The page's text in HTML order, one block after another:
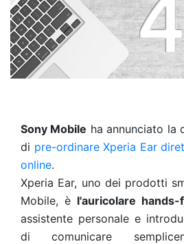
Sony Mobile ha annunciato la
di pre-ordinare Xperia Ear
online.
Xperia Ear, uno dei prodotti
Mobile, è l'auricolare hands-
assistente personale e
di comunicare